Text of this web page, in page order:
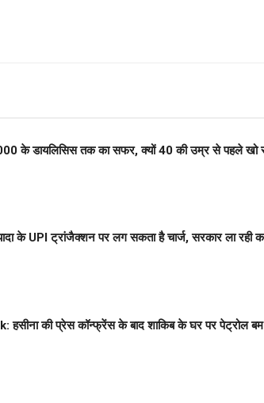
डायलिसिस तक का सफर, क्यों 40 की उम्र से पहले खो रहे
UPI ट्रांजैक्शन पर लग सकता है चार्ज, सरकार ला रही
की प्रेस कॉन्फ्रेंस के बाद शाकिब के घर पर पेट्रोल